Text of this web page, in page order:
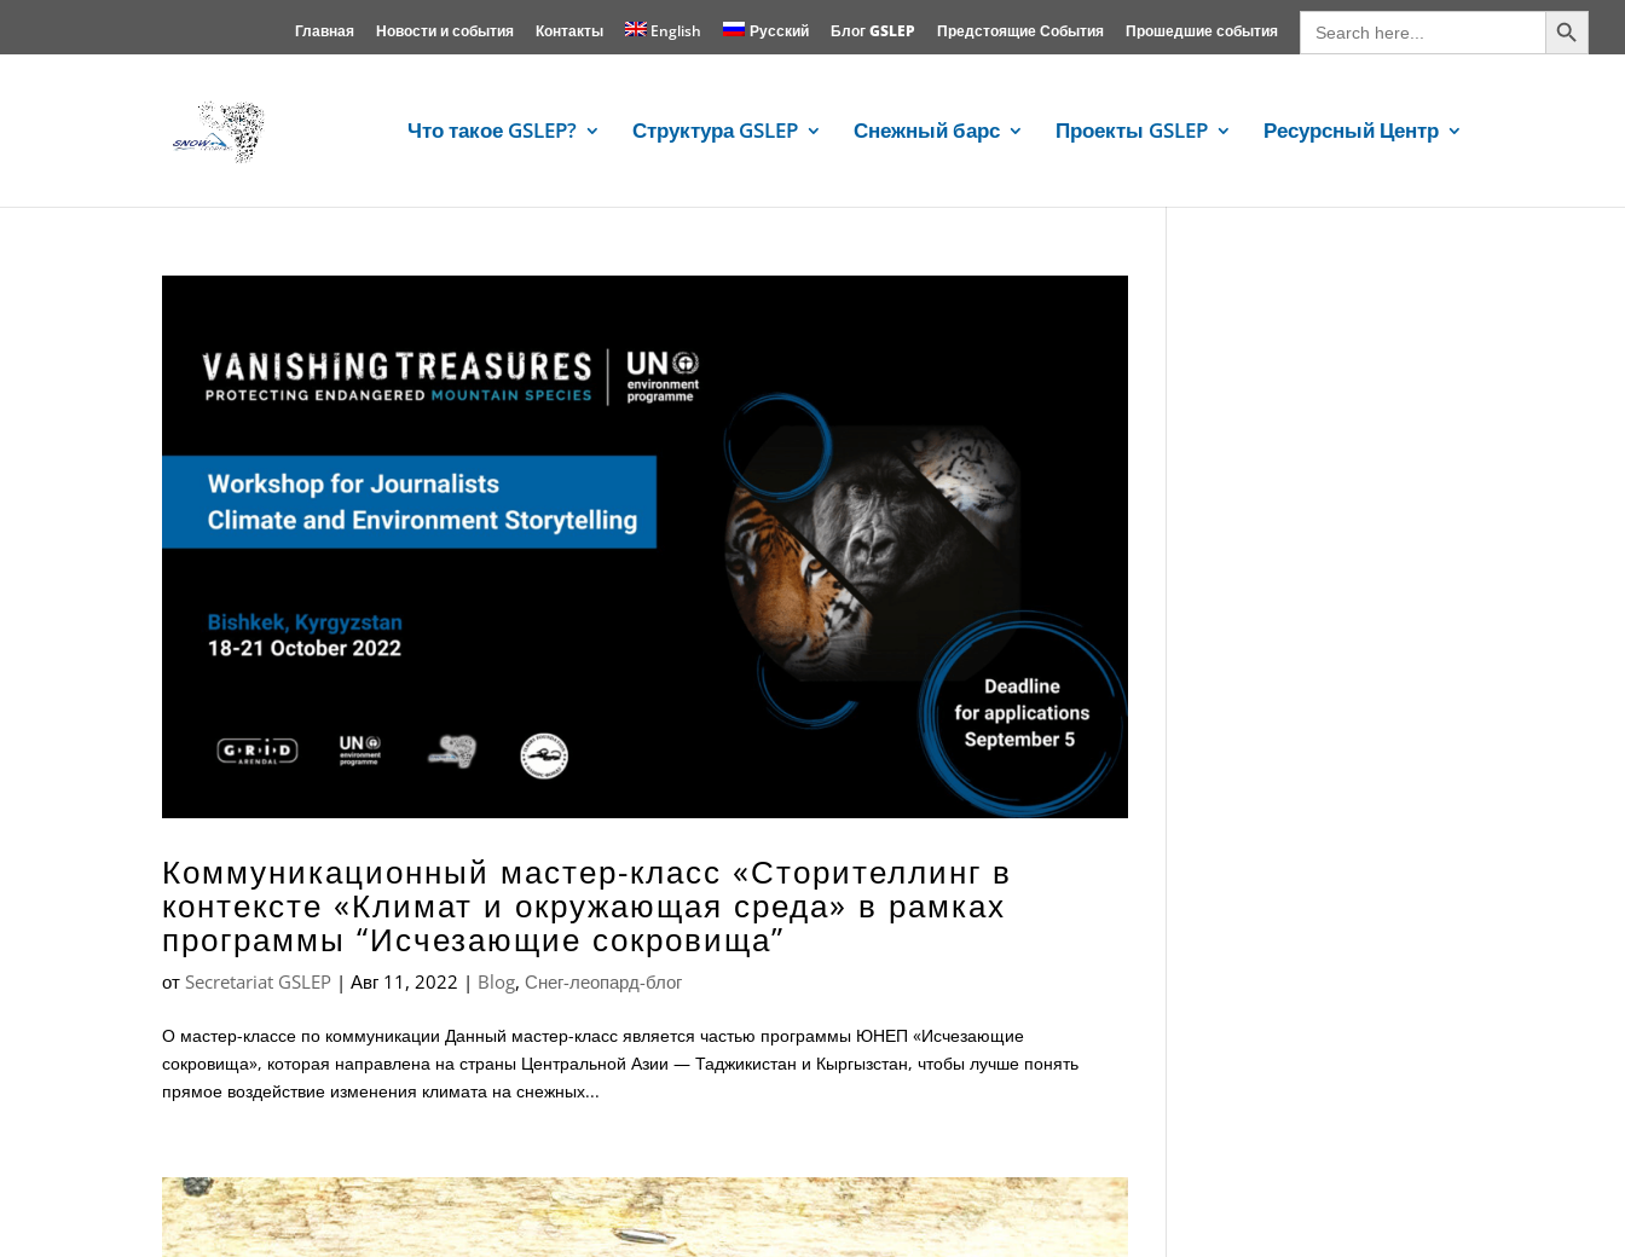
Главная Новости и события Контакты English Русский Блог GSLEP Предстоящие События Прошедшие события
Search
for:
Search Button
Что такое GSLEP? Структура GSLEP Снежный барс Проекты GSLEP Ресурсный Центр
Коммуникационный мастер-класс «Сторителлинг в
контексте «Климат и окружающая среда» в рамках
программы “Исчезающие сокровища”
отSecretariat GSLEP |Авг 11, 2022 | Blog,Снег-леопард-блог
О мастер-классе по коммуникации Данный мастер-класс является частью программы ЮНЕП «Исчезающие
сокровища», которая направлена на страны Центральной Азии — Таджикистан и Кыргызстан, чтобы лучше понять
прямое воздействие изменения климата на снежных...